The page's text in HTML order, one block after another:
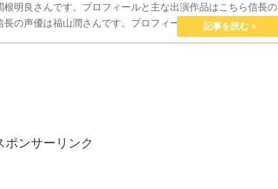
根明良さんです。プロフィールと主な出演作品はこちら信長の
の声優は福山潤さんです。プロフィールと主な出演作品はこ
ポンサーリンク